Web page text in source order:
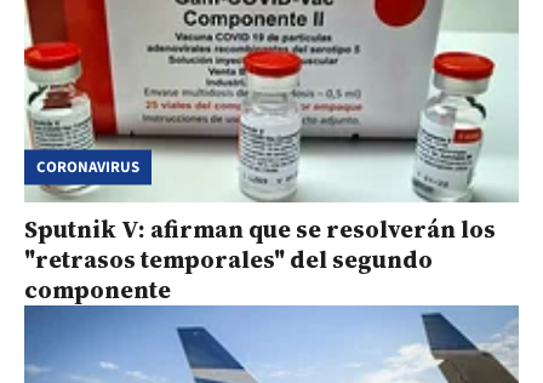
CORONAVIRUS
Sputnik V: afirman que se resolverán los
"retrasos temporales" del segundo
componente